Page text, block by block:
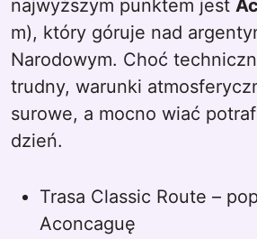
najwyższym punktem jest
m), który góruje nad
Narodowym. Choć
trudny, warunki
surowe, a mocno wiać
dzień.
Trasa Classic Route –
Aconcaguę